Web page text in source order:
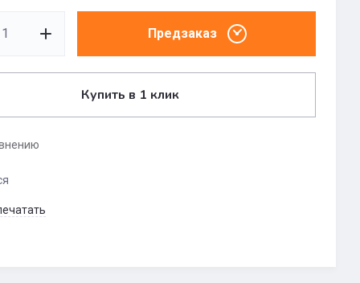
Предзаказ
Купить в 1 клик